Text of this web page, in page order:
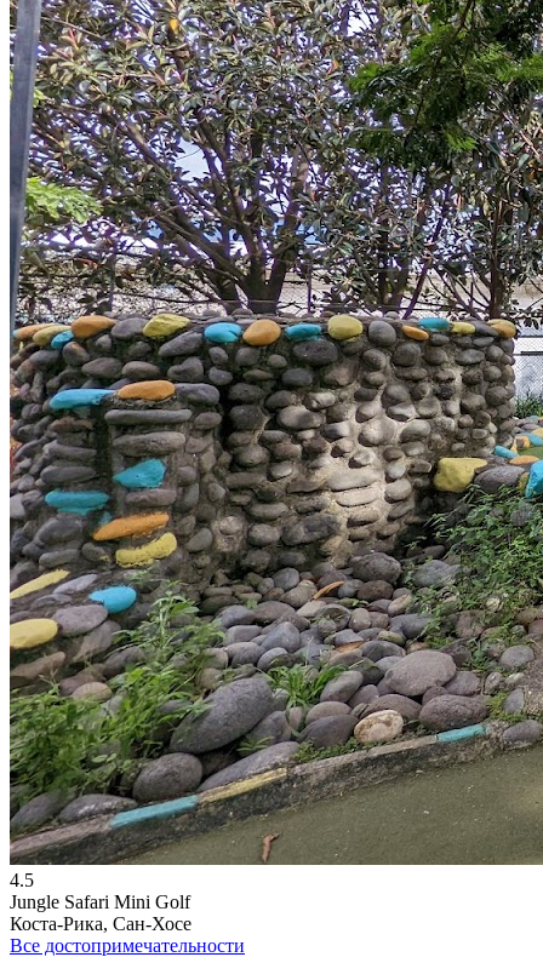
4.5
Jungle Safari Mini Golf
Коста-Рика, Сан-Хосе
Все достопримечательности